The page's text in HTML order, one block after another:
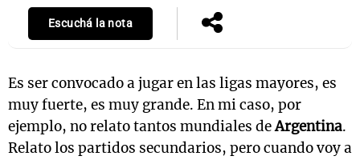
Escuchá la nota
Es ser convocado a jugar en las ligas mayores, es
muy fuerte, es muy grande. En mi caso, por
ejemplo, no relato tantos mundiales deArgentina.
Relato los partidos secundarios, pero cuando voy a